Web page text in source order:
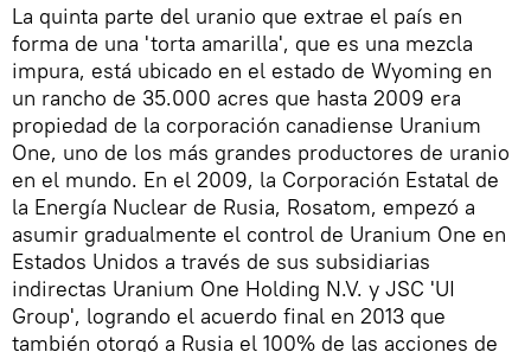
La quinta parte del uranio que extrae el país en
forma de una 'torta amarilla', que es una mezcla
impura, está ubicado en el estado de Wyoming en
un rancho de 35.000 acres que hasta 2009 era
propiedad de la corporación canadiense Uranium
One, uno de los más grandes productores de uranio
en el mundo. En el 2009, la Corporación Estatal de
la Energía Nuclear de Rusia, Rosatom, empezó a
asumir gradualmente el control de Uranium One en
Estados Unidos a través de sus subsidiarias
indirectas Uranium One Holding N.V. y JSC 'UI
Group', logrando el acuerdo final en 2013 que
también otorgó a Rusia el 100% de las acciones de